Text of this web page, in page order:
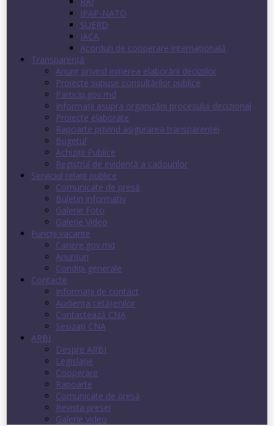
IPAP-NATO
SUERD
IACA
Acorduri de cooperare internaţională
Transparenţă
Anunț privind inițierea elaborării deciziilor
Proiecte supuse consultărilor publice
Particip.gov.md
Informații asupra organizării procesului decizional
Proiecte elaborate
Rapoarte privind asigurarea transparenţei
Bugetul
Achiziții Publice
Registrul de evidenţă a cadourilor
Serviciul relații publice
Comunicate de presă
Buletin informativ
Galerie Foto
Galerie Video
Funcții vacante
Cariere.gov.md
Anunţuri
Condiţii generale
Contacte
Informații de contact
Audienţa cetăţenilor
Contactează CNA
Sesizați CNA
ARBI
Despre ARBI
Legislație
Cooperare
Rapoarte
Comunicate de presă
Revista presei
Galerie video